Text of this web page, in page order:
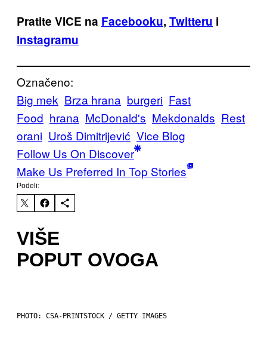
Pratite VICE na Facebooku, Twitteru i
Instagramu
Označeno:
Big mek Brza hrana burgeri Fast
Food hrana McDonald's Mekdonalds Rest
orani Uroš Dimitrijević Vice Blog
Follow Us On Discover
Make Us Preferred In Top Stories
Podeli:
VIŠE
POPUT OVOGA
PHOTO: CSA-PRINTSTOCK / GETTY IMAGES